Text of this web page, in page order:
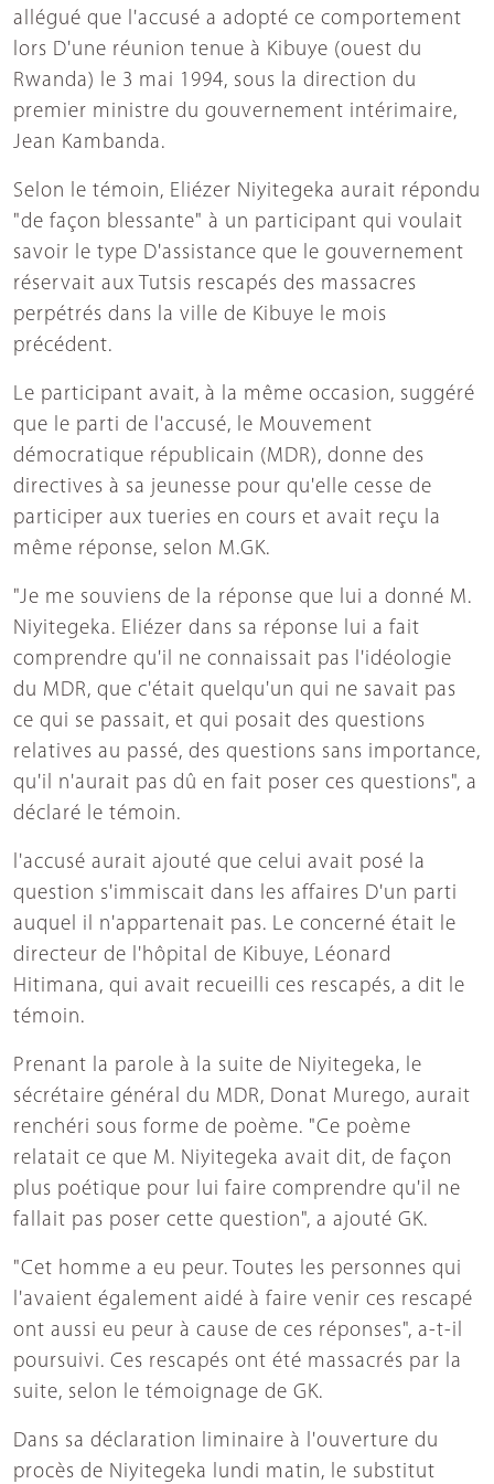
allégué que l'accusé a adopté ce comportement
lors D'une réunion tenue à Kibuye (ouest du
Rwanda) le 3 mai 1994, sous la direction du
premier ministre du gouvernement intérimaire,
Jean Kambanda.
Selon le témoin, Eliézer Niyitegeka aurait répondu
"de façon blessante" à un participant qui voulait
savoir le type D'assistance que le gouvernement
réservait aux Tutsis rescapés des massacres
perpétrés dans la ville de Kibuye le mois
précédent.
Le participant avait, à la même occasion, suggéré
que le parti de l'accusé, le Mouvement
démocratique républicain (MDR), donne des
directives à sa jeunesse pour qu'elle cesse de
participer aux tueries en cours et avait reçu la
même réponse, selon M.GK.
"Je me souviens de la réponse que lui a donné M.
Niyitegeka. Eliézer dans sa réponse lui a fait
comprendre qu'il ne connaissait pas l'idéologie
du MDR, que c'était quelqu'un qui ne savait pas
ce qui se passait, et qui posait des questions
relatives au passé, des questions sans importance,
qu'il n'aurait pas dû en fait poser ces questions", a
déclaré le témoin.
l'accusé aurait ajouté que celui avait posé la
question s'immiscait dans les affaires D'un parti
auquel il n'appartenait pas. Le concerné était le
directeur de l'hôpital de Kibuye, Léonard
Hitimana, qui avait recueilli ces rescapés, a dit le
témoin.
Prenant la parole à la suite de Niyitegeka, le
sécrétaire général du MDR, Donat Murego, aurait
renchéri sous forme de poème. "Ce poème
relatait ce que M. Niyitegeka avait dit, de façon
plus poétique pour lui faire comprendre qu'il ne
fallait pas poser cette question", a ajouté GK.
"Cet homme a eu peur. Toutes les personnes qui
l'avaient également aidé à faire venir ces rescapé
ont aussi eu peur à cause de ces réponses", a-t-il
poursuivi. Ces rescapés ont été massacrés par la
suite, selon le témoignage de GK.
Dans sa déclaration liminaire à l'ouverture du
procès de Niyitegeka lundi matin, le substitut